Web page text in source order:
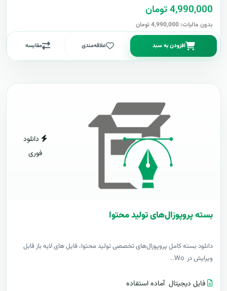
4,990,000 تومان
بدون مالیات: 4,990,000 تومان
افزودن به سبد علاقه‌مندی مقایسه
دانلود
فوری
بسته پروپوزال‌های تولید محتوا
دانلود بسته کامل پروپوزال‌های تخصصی تولید محتوا، فایل های لایه باز قابل
ویرایش در Wo..
فایل دیجیتال آماده استفاده